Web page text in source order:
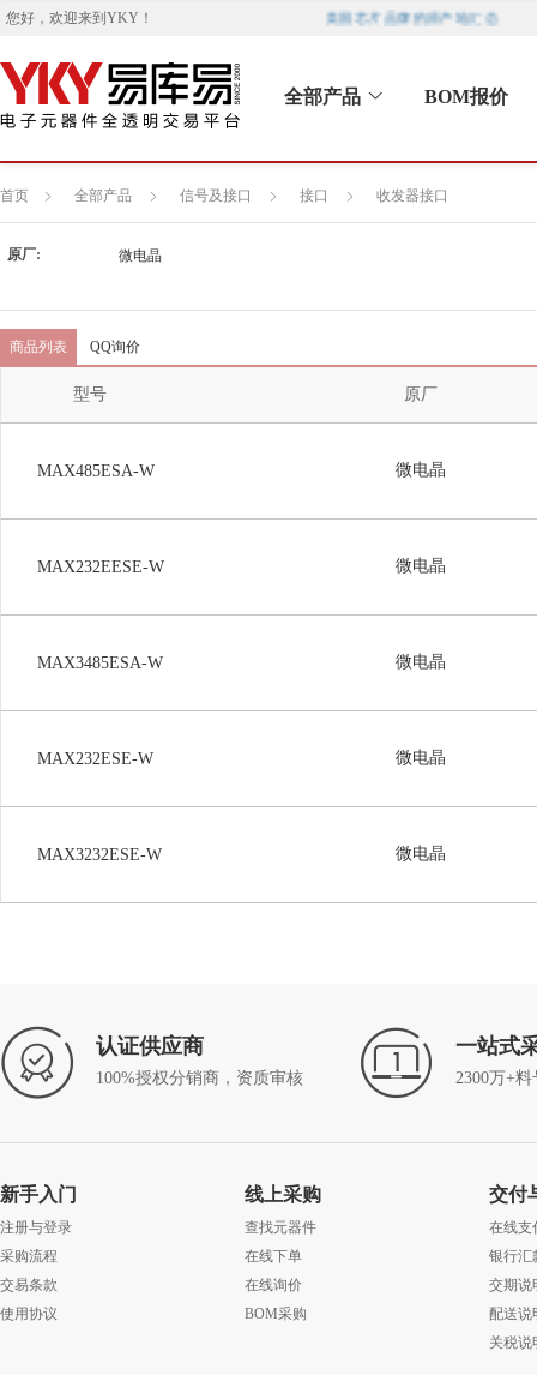
您好，欢迎来到 YKY ！ 美国芯片品牌的原产地汇总
全部产品 BOM报价
首页 全部产品 信号及接口 接口 收发器接口
原厂: 微电晶
商品列表 QQ询价
型号 原厂
MAX485ESA-W 微电晶
MAX232EESE-W 微电晶
MAX3485ESA-W 微电晶
MAX232ESE-W 微电晶
MAX3232ESE-W 微电晶
认证供应商
100%授权分销商，资质审核
一站式
2300万+
新手入门
注册与登录
采购流程
交易条款
使用协议
线上采购
查找元器件
在线下单
在线询价
BOM采购
交付
在线支
银行汇
交期说
配送说
关税说